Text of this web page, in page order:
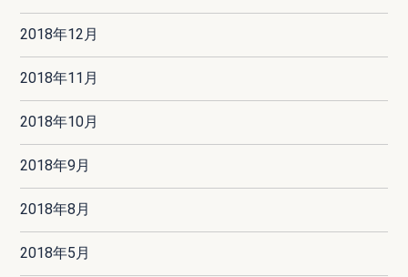
2018年12月
2018年11月
2018年10月
2018年9月
2018年8月
2018年5月